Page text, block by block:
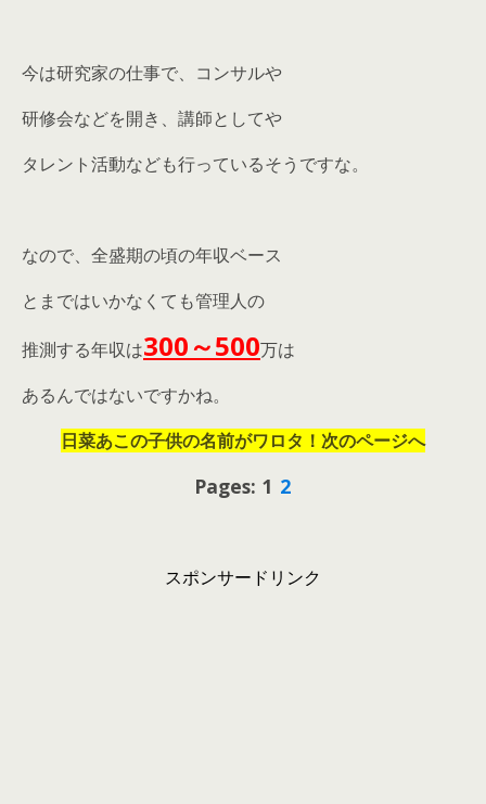
今は研究家の仕事で、コンサルや
研修会などを開き、講師としてや
タレント活動なども行っているそうですな。
なので、全盛期の頃の年収ベース
とまではいかなくても管理人の
推測する年収は300～500万は
あるんではないですかね。
日菜あこの子供の名前がワロタ！次のページへ
Pages: 1 2
スポンサードリンク